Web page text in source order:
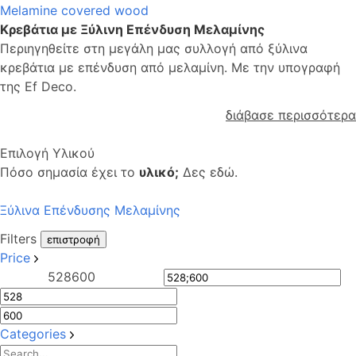
Melamine covered wood
Κρεβάτια με Ξύλινη Επένδυση Μελαμίνης
Περιηγηθείτε στη μεγάλη μας συλλογή από ξύλινα
κρεβάτια με επένδυση από μελαμίνη. Με την υπογραφή
της Ef Deco.
διάβασε περισσότερα
Επιλογή Υλικού
Πόσο σημασία έχει το υλικό; Δες εδώ.
Ξύλινα Επένδυσης Μελαμίνης
Filters
επιστροφή
Price
528600
Categories